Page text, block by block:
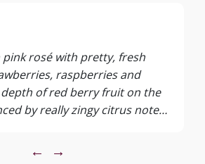
pink rosé with pretty, fresh
raspberries and
of red berry fruit on the
by really zingy citrus notes
← →